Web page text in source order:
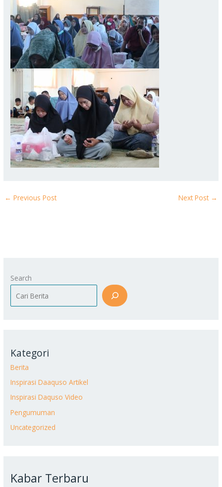
← Previous Post Next Post →
Search
Kategori
Berita
Inspirasi Daaquso Artikel
Inspirasi Daquso Video
Pengumuman
Uncategorized
Kabar Terbaru